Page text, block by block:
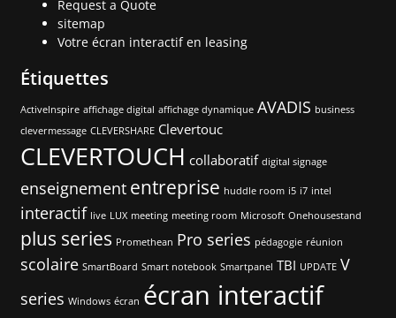
Request a Quote
sitemap
Votre écran interactif en leasing
Étiquettes
ActiveInspire affichage digital affichage dynamique AVADIS business
clevermessage CLEVERSHARE Clevertouc
CLEVERTOUCH collaboratif digital signage
enseignement entreprise huddle room i5 i7 intel
interactif live LUX meeting meeting room Microsoft Onehousestand
plus series Promethean Pro series pédagogie réunion
scolaire SmartBoard Smart notebook Smartpanel TBI UPDATE V
series Windows écran écran interactif